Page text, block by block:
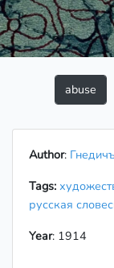
Author:
Tags:
русская
Year: 1914